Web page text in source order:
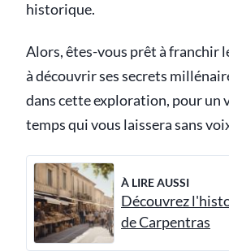
historique.
Alors, êtes-vous prêt à franchir
à découvrir ses secrets
dans cette exploration, pour un
temps qui vous laissera sans
À LIRE AUSSI
Découvrez
de Carpentras